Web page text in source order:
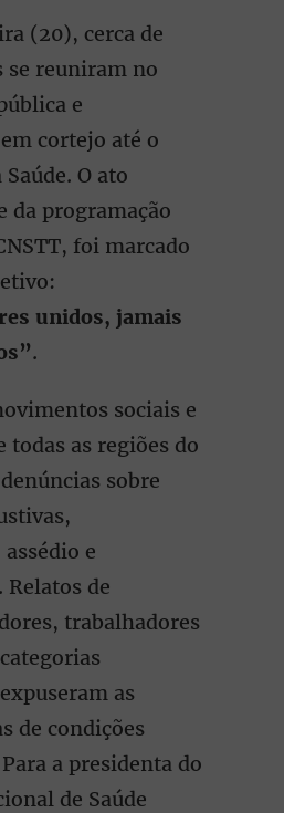
(20), cerca de
se reuniram no
e
cortejo até o
O ato
da programação
foi marcado
unidos, jamais
.
sociais e
todas as regiões do
sobre
e
Relatos de
trabalhadores
as
de condições
a presidenta do
de Saúde